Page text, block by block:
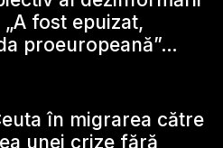
fost epuizat,
proeuropeană”…
în migrarea către
unei crize fără